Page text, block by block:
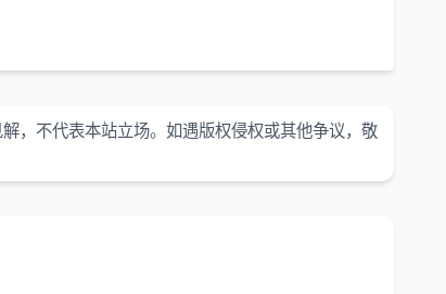
，不代表本站立场。如遇版权侵权或其他争议，敬